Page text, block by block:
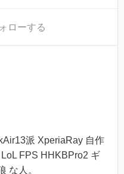
ローする
派 XperiaRay 自作
FPS HHKBPro2 ギ
な人。